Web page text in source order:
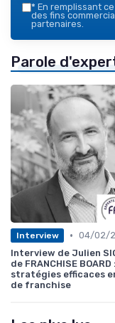
* En remplissant
des fins
partenaires.
Parole
Interview • 04/02/
Interview de Julien
de FRANCHISE BOARD
stratégies efficaces
de franchise